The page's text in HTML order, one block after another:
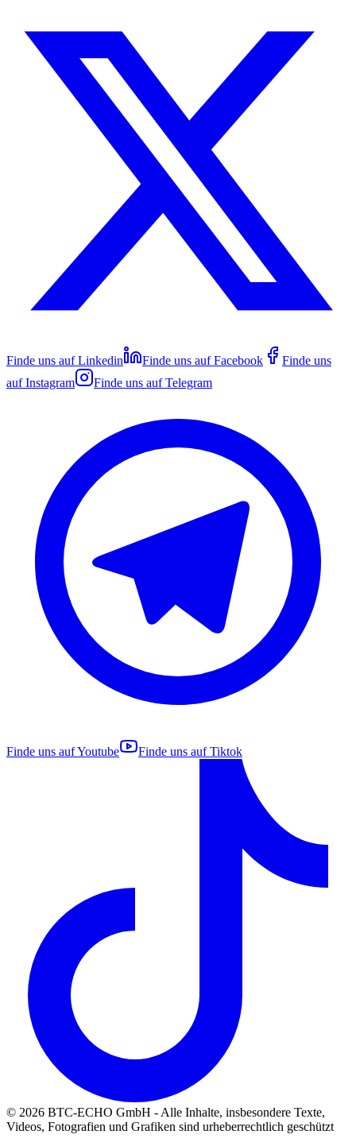
Finde uns auf Linkedin Finde uns auf Facebook
Finde uns
auf Instagram Finde uns auf Telegram
Finde uns aufYoutube Finde uns auf Tiktok
© 2026 BTC-ECHO GmbH - Alle Inhalte, insbesondere Texte,
Videos, Fotografien und Grafiken sind urheberrechtlich geschützt